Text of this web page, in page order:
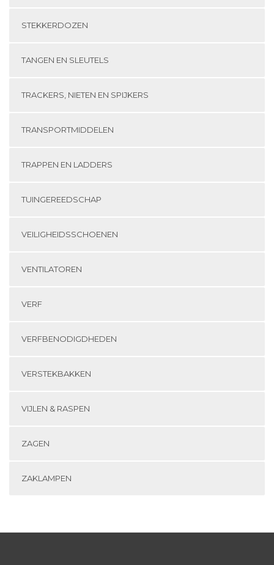
STEKKERDOZEN
TANGEN EN SLEUTELS
TRACKERS, NIETEN EN SPIJKERS
TRANSPORTMIDDELEN
TRAPPEN EN LADDERS
TUINGEREEDSCHAP
VEILIGHEIDSSCHOENEN
VENTILATOREN
VERF
VERFBENODIGDHEDEN
VERSTEKBAKKEN
VIJLEN & RASPEN
ZAGEN
ZAKLAMPEN